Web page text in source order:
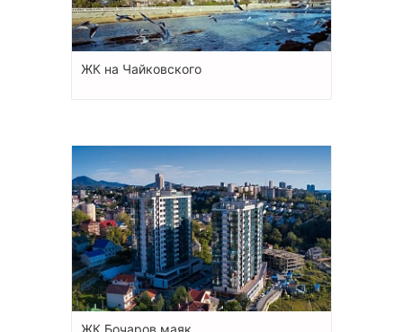
ЖК на Чайковского
ЖК Бочаров маяк